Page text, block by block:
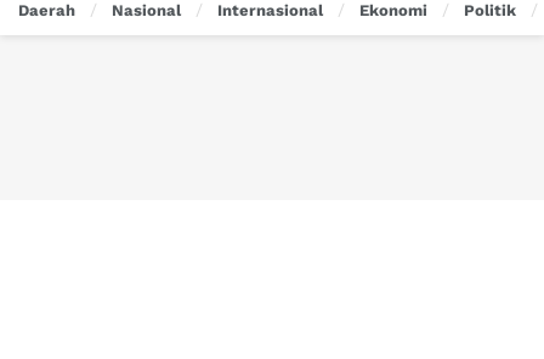
Daerah Nasional Internasional Ekonomi Politik